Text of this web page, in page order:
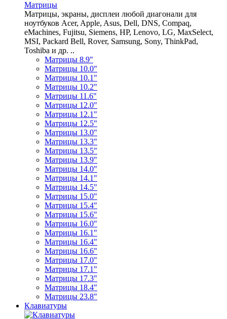
Матрицы
Матрицы, экраны, дисплеи любой диагонали для
ноутбуков Acer, Apple, Asus, Dell, DNS, Compaq,
eMachines, Fujitsu, Siemens, HP, Lenovo, LG, MaxSelect,
MSI, Packard Bell, Rover, Samsung, Sony, ThinkPad,
Toshiba и др. ..
Матрицы 8.9"
Матрицы 10.0"
Матрицы 10.1"
Матрицы 10.2"
Матрицы 11.6"
Матрицы 12.0"
Матрицы 12.1"
Матрицы 12.5"
Матрицы 13.0"
Матрицы 13.3"
Матрицы 13.5"
Матрицы 13.9"
Матрицы 14.0"
Матрицы 14.1"
Матрицы 14.5"
Матрицы 15.0"
Матрицы 15.4"
Матрицы 15.6"
Матрицы 16.0"
Матрицы 16.1"
Матрицы 16.4"
Матрицы 16.6"
Матрицы 17.0"
Матрицы 17.1"
Матрицы 17.3"
Матрицы 18.4"
Матрицы 23.8"
Клавиатуры